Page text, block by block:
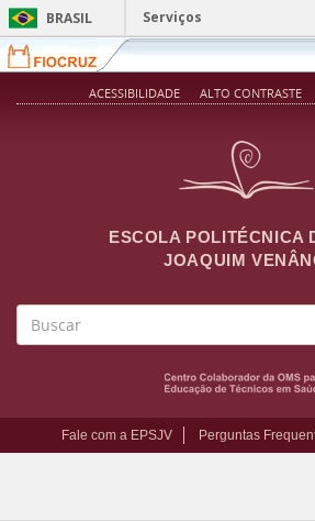
Pular para o conteúdo principal
BRASIL
Serviços
ACESSIBILIDADE ALTO CONTRASTE
ESCOLA POLITÉCNICA
JOAQUIM
Fale com a EPSJV Perguntas